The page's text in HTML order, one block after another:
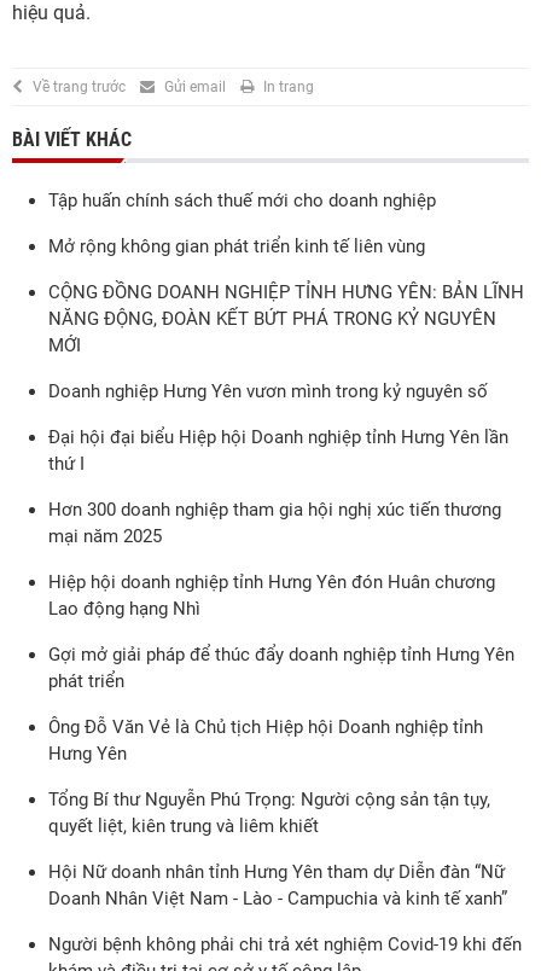
hiệu quả.
Về trang trước Gửi email In trang
BÀI VIẾT KHÁC
Tập huấn chính sách thuế mới cho doanh nghiệp
Mở rộng không gian phát triển kinh tế liên vùng
CỘNG ĐỒNG DOANH NGHIỆP TỈNH HƯNG YÊN: BẢN LĨNH
NĂNG ĐỘNG, ĐOÀN KẾT BỨT PHÁ TRONG KỶ NGUYÊN
MỚI
Doanh nghiệp Hưng Yên vươn mình trong kỷ nguyên số
Đại hội đại biểu Hiệp hội Doanh nghiệp tỉnh Hưng Yên lần
thứ I
Hơn 300 doanh nghiệp tham gia hội nghị xúc tiến thương
mại năm 2025
Hiệp hội doanh nghiệp tỉnh Hưng Yên đón Huân chương
Lao động hạng Nhì
Gợi mở giải pháp để thúc đẩy doanh nghiệp tỉnh Hưng Yên
phát triển
Ông Đỗ Văn Vẻ là Chủ tịch Hiệp hội Doanh nghiệp tỉnh
Hưng Yên
Tổng Bí thư Nguyễn Phú Trọng: Người cộng sản tận tụy,
quyết liệt, kiên trung và liêm khiết
Hội Nữ doanh nhân tỉnh Hưng Yên tham dự Diễn đàn “Nữ
Doanh Nhân Việt Nam - Lào - Campuchia và kinh tế xanh”
Người bệnh không phải chi trả xét nghiệm Covid-19 khi đến